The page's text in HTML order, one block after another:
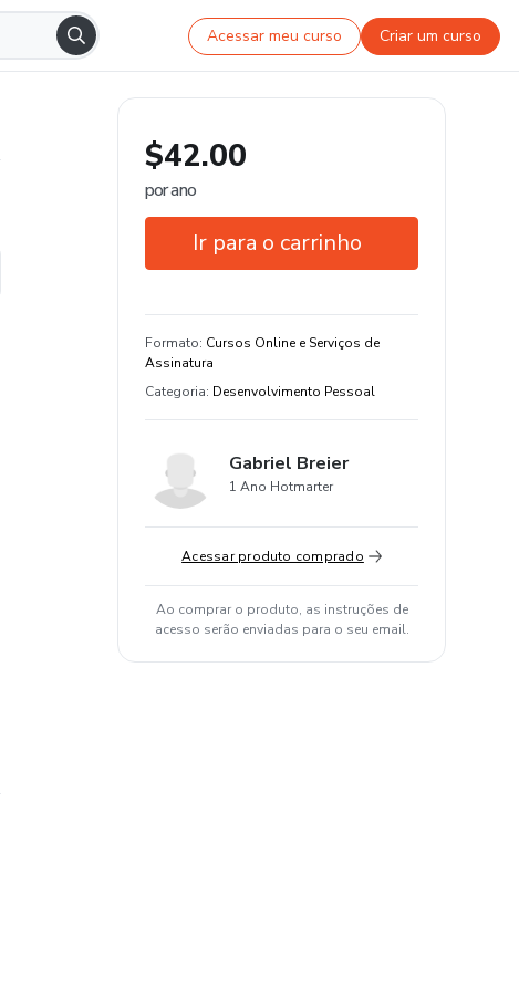
Acessar meu curso Criar um curso
$42.00
por ano
Ir para o carrinho
Estude do seu jeito e em qualquer
dispositivo
Formato: Cursos Online e Serviços de
Assinatura
Categoria: Desenvolvimento Pessoal
Gabriel Breier
1 Ano Hotmarter
Acessar produto comprado
Ao comprar o produto, as instruções de
acesso serão enviadas para o seu email.